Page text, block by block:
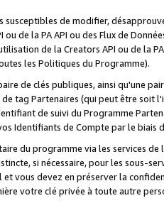
susceptibles de modifier,
de la PA API ou des Flux de
de la Creators API ou de la
les Politiques du Programme).
de clés publiques, ainsi qu'une
tag Partenaires (qui peut être soit
de suivi du Programme
Identifiants de Compte par le biais
du programme via les services
si nécessaire, pour les sous-
vous devez en préserver la
votre clé privée à toute autre